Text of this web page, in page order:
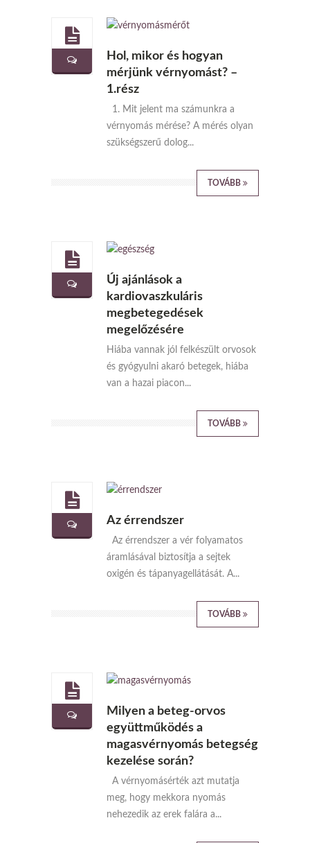
Hol, mikor és hogyan
mérjünk vérnyomást? –
1.rész
1. Mit jelent ma számunkra a
vérnyomás mérése? A mérés olyan
szükségszerű dolog...
TOVÁBB
Új ajánlások a
kardiovaszkuláris
megbetegedések
megelőzésére
Hiába vannak jól felkészült orvosok
és gyógyulni akaró betegek, hiába
van a hazai piacon...
TOVÁBB
Az érrendszer
Az érrendszer a vér folyamatos
áramlásával biztosítja a sejtek
oxigén és tápanyagellátását. A...
TOVÁBB
Milyen a beteg-orvos
együttműködés a
magasvérnyomás betegség
kezelése során?
A vérnyomásérték azt mutatja
meg, hogy mekkora nyomás
nehezedik az erek falára a...